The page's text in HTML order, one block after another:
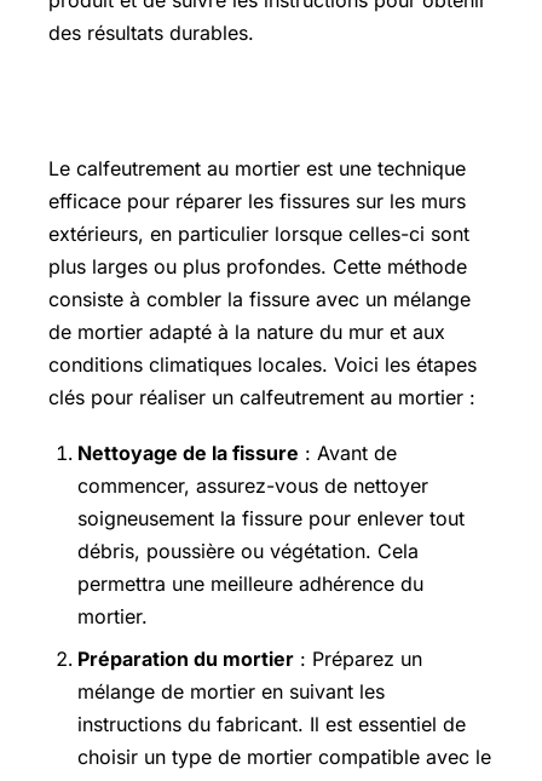
des résultats durables.
Le calfeutrement au mortier est une technique
efficace pour réparer les fissures sur les murs
extérieurs, en particulier lorsque celles-ci sont
plus larges ou plus profondes. Cette méthode
consiste à combler la fissure avec un mélange
de mortier adapté à la nature du mur et aux
conditions climatiques locales. Voici les étapes
clés pour réaliser un calfeutrement au mortier :
Nettoyage de la fissure : Avant de
commencer, assurez-vous de nettoyer
soigneusement la fissure pour enlever tout
débris, poussière ou végétation. Cela
permettra une meilleure adhérence du
mortier.
Préparation du mortier : Préparez un
mélange de mortier en suivant les
instructions du fabricant. Il est essentiel de
choisir un type de mortier compatible avec le